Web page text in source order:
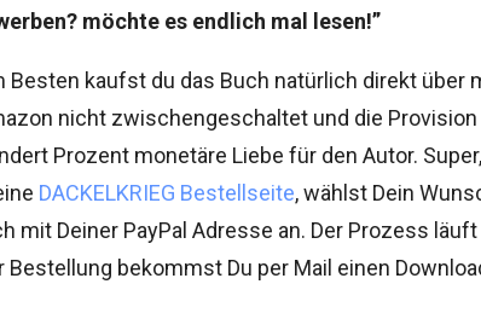
möchte es endlich mal lesen!”
Besten kaufst du das Buch natürlich direkt über
nicht zwischengeschaltet und die
Prozent monetäre Liebe für den Autor.
DACKELKRIEG Bestellseite, wählst Dein
mit Deiner PayPal Adresse an. Der Prozess
Bestellung bekommst Du per Mail einen